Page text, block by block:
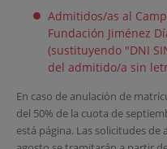
Admitidos/as al
Fundación Jiménez
(sustituyendo "DNI
del admitido/a sin
En caso de anulación de
del 50% de la cuota de
está página. Las solicitudes de